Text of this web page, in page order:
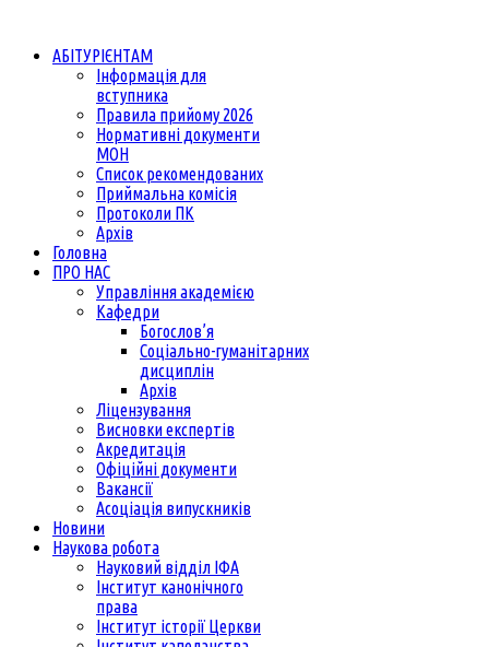
АБІТУРІЄНТАМ
Інформація для
вступника
Правила прийому 2026
Нормативні документи
МОН
Список рекомендованих
Приймальна комісія
Протоколи ПК
Архів
Головна
ПРО НАС
Управління академією
Кафедри
Богослов’я
Соціально-гуманітарних
дисциплін
Архів
Ліцензування
Висновки експертів
Акредитація
Офіційні документи
Вакансії
Асоціація випускників
Новини
Наукова робота
Науковий відділ ІФА
Інститут канонічного
права
Інститут історії Церкви